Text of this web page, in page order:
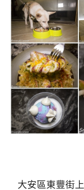
大安區東豐街上